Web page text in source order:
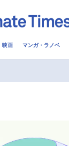
映画 マンガ・ラノベ